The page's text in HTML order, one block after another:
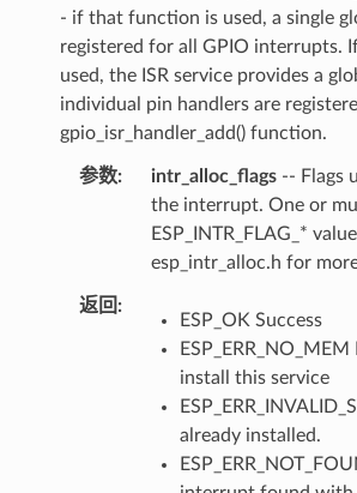
- if that function is used, a single
registered for all GPIO interrupts.
used, the ISR service provides a
individual pin handlers are
gpio_isr_handler_add() function.
参数 intr_alloc_flags-- Flags
the interrupt. One or
ESP_INTR_FLAG_*
esp_intr_alloc.h for
返回
ESP_OK Success
install this service
already installed.